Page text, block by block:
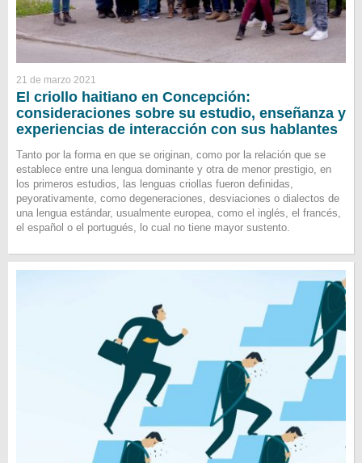
21 de marzo 2021
El criollo haitiano en Concepción:
consideraciones sobre su estudio, enseñanza y
experiencias de interacción con sus hablantes
Tanto por la forma en que se originan, como por la relación que se
establece entre una lengua dominante y otra de menor prestigio, en
los primeros estudios, las lenguas criollas fueron definidas,
peyorativamente, como degeneraciones, desviaciones o dialectos de
una lengua estándar, usualmente europea, como el inglés, el francés,
el español o el portugués, lo cual no tiene mayor sustento.